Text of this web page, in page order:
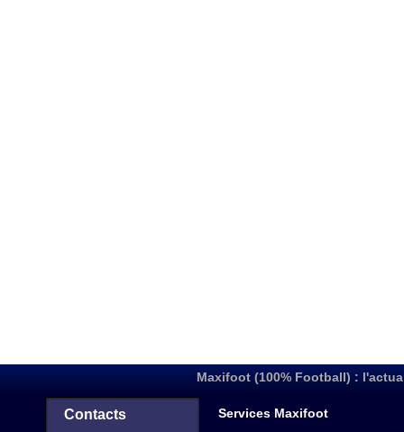
Maxifoot (100% Football) :
Contacts Services Maxifoot